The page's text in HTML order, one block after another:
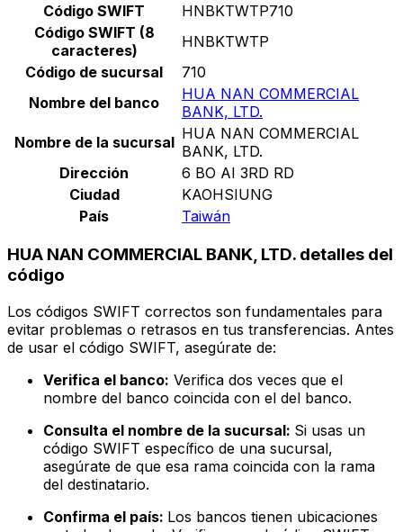
Código SWIFT
HNBKTWTP710
Código SWIFT (8
caracteres)
HNBKTWTP
Código de sucursal
710
Nombre del banco
HUA NAN COMMERCIAL
BANK, LTD.
Nombre de la sucursal HUA NAN COMMERCIAL
BANK, LTD.
Dirección
6 BO AI 3RD RD
Ciudad
KAOHSIUNG
País
Taiwán
HUA NAN COMMERCIAL BANK, LTD. detalles del
código
Los códigos SWIFT correctos son fundamentales para
evitar problemas o retrasos en tus transferencias. Antes
de usar el código SWIFT, asegúrate de:
Verifica el banco: Verifica dos veces que el
nombre del banco coincida con el del banco.
Consulta el nombre de la sucursal: Si usas un
código SWIFT específico de una sucursal,
asegúrate de que esa rama coincida con la rama
del destinatario.
Confirma el país: Los bancos tienen ubicaciones